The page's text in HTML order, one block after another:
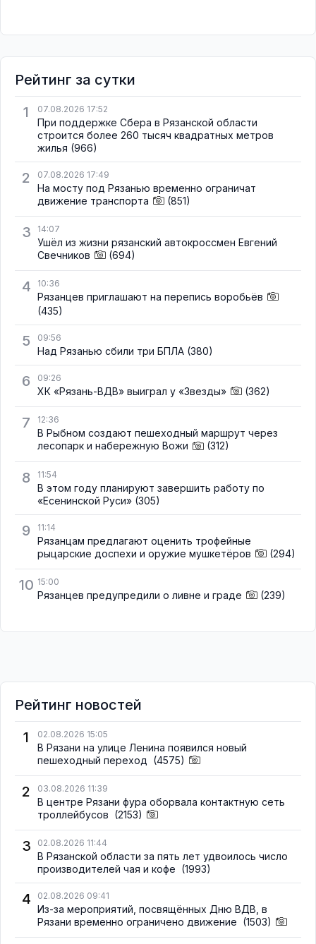
Рейтинг за сутки
1
07.08.2026 17:52
При поддержке Сбера в Рязанской области
строится более 260 тысяч квадратных метров
жилья (966)
2 07.08.2026 17:49
На мосту под Рязанью временно ограничат
движение транспорта
(851)
3 14:07
Ушёл из жизни рязанский автокроссмен Евгений
Свечников
(694)
4 10:36
Рязанцев приглашают на перепись воробьёв
(435)
5 09:56
Над Рязанью сбили три БПЛА (380)
6 09:26
ХК «Рязань-ВДВ» выиграл у «Звезды» (362)
7 12:36
В Рыбном создают пешеходный маршрут через
лесопарк и набережную Вожи
(312)
8 11:54
В этом году планируют завершить работу по
«Есенинской Руси» (305)
9 11:14
Рязанцам предлагают оценить трофейные
рыцарские доспехи и оружие мушкетёров
(294)
10 15:00
Рязанцев предупредили о ливне и граде (239)
Рейтинг новостей
1
02.08.2026 15:05
В Рязани на улице Ленина появился новый
пешеходный переход (4575)
2 03.08.2026 11:39
В центре Рязани фура оборвала контактную сеть
троллейбусов (2153)
3 02.08.2026 11:44
В Рязанской области за пять лет удвоилось число
производителей чая и кофе (1993)
4 02.08.2026 09:41
Из-за мероприятий, посвящённых Дню ВДВ, в
Рязани временно ограничено движение (1503)